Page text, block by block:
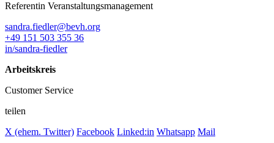
Referentin Veranstaltungsmanagement
sandra.fiedler@bevh.org
+49 151 503 355 36
in/sandra-fiedler
Arbeitskreis
Customer Service
teilen
X (ehem. Twitter) Facebook Linked:in Whatsapp Mail